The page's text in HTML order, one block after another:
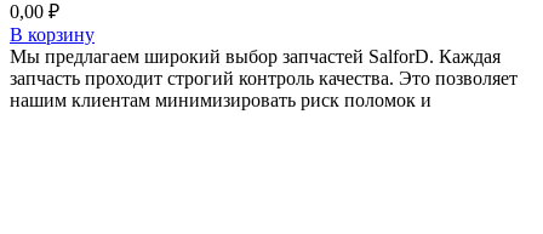
0,00 ₽
В корзину
Мы предлагаем широкий выбор запчастей SalforD. Каждая
запчасть проходит строгий контроль качества. Это позволяет
нашим клиентам минимизировать риск поломок и